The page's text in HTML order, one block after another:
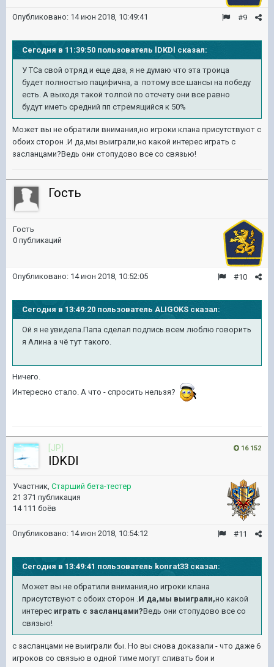
#9
Опубликовано: 14 июн 2018, 10:49:41
Сегодня в 11:39:50 пользователь lDKDl сказал:
У ТСа свой отряд и еще два, я не думаю что эта троица
будет полностью пацифична, а потому все шансы на победу
есть. А выходя такой толпой по отсчету они все равно
будут иметь средний пп стремящийся к 50%
Может вы не обратили внимания,но игроки клана присутствуют с
обоих сторон .И да,мы выиграли,но какой интерес играть с
засланцами?Ведь они стопудово все со связью!
Гость
Гость
0 публикаций
#10
Опубликовано: 14 июн 2018, 10:52:05
Сегодня в 13:49:20 пользователь ALIGOKS сказал:
Ой я не увидела.Папа сделал подпись.всем люблю говорить
я Алина а чё тут такого.
Ничего.
Интересно стало. А что - спросить нельзя?
16 152
[JP]
lDKDl
Участник, Старший бета-тестер
21 371 публикация
14 111 боёв
#11
Опубликовано: 14 июн 2018, 10:54:12
Сегодня в 13:49:41 пользователь konrat33 сказал:
Может вы не обратили внимания,но игроки клана
присутствуют с обоих сторон .И да,мы выиграли,но какой
интерес играть с засланцами?Ведь они стопудово все со
связью!
с засланцами не выиграли бы. Но вы снова доказали - что даже 6
игроков со связью в одной тиме могут сливать бои и